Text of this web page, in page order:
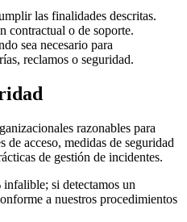
las finalidades descritas.
contractual o de soporte.
sea necesario para
reclamos o seguridad.
razonables para
de acceso, medidas de seguridad
de gestión de incidentes.
si detectamos un
a nuestros procedimientos